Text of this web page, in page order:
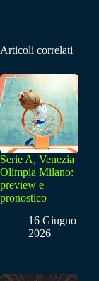
Articoli correlati
Serie A, Venezia
Olimpia Milano:
preview e
pronostico
16 Giugno
2026